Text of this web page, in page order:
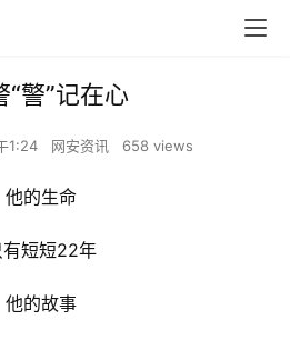
警”记在心
1:24 网安资讯 658 views
他的生命
有短短22年
他的故事